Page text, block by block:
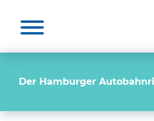
Der Hamburger